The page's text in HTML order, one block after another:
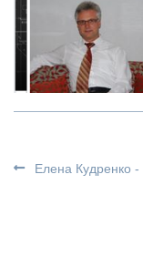
Елена Кудренко -